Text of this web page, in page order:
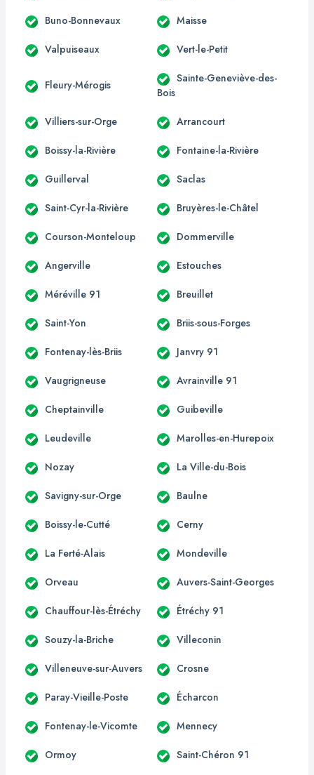
Buno-Bonnevaux Maisse
Valpuiseaux Vert-le-Petit
Fleury-Mérogis
Sainte-Geneviève-des-
Bois
Villiers-sur-Orge Arrancourt
Boissy-la-Rivière Fontaine-la-Rivière
Guillerval Saclas
Saint-Cyr-la-Rivière Bruyères-le-Châtel
Courson-Monteloup Dommerville
Angerville Estouches
Méréville 91 Breuillet
Saint-Yon Briis-sous-Forges
Fontenay-lès-Briis Janvry 91
Vaugrigneuse Avrainville 91
Cheptainville Guibeville
Leudeville Marolles-en-Hurepoix
Nozay La Ville-du-Bois
Savigny-sur-Orge Baulne
Boissy-le-Cutté Cerny
La Ferté-Alais Mondeville
Orveau Auvers-Saint-Georges
Chauffour-lès-Étréchy Étréchy 91
Souzy-la-Briche Villeconin
Villeneuve-sur-Auvers Crosne
Paray-Vieille-Poste Écharcon
Fontenay-le-Vicomte Mennecy
Ormoy Saint-Chéron 91